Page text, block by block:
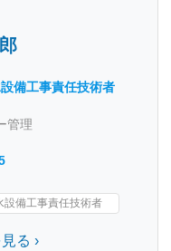
備工事責任技術者
管理
設備工事責任技術者
る ›